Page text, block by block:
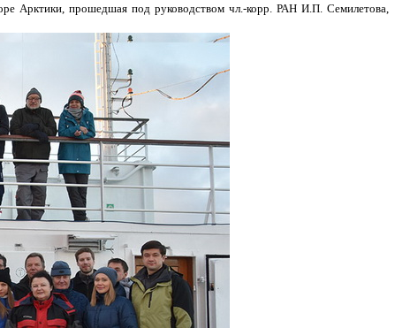
Арктики, прошедшая под руководством чл.-корр. РАН И.П. Семилетова,